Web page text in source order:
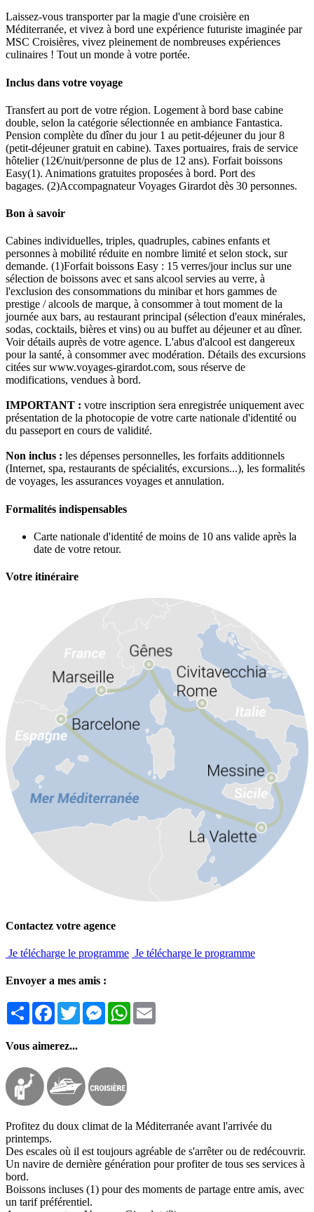
Laissez-vous transporter par la magie d'une croisière en
Méditerranée, et vivez à bord une expérience futuriste imaginée par
MSC Croisières, vivez pleinement de nombreuses expériences
culinaires ! Tout un monde à votre portée.
Inclus dans votre voyage
Transfert au port de votre région. Logement à bord base cabine
double, selon la catégorie sélectionnée en ambiance Fantastica.
Pension complète du dîner du jour 1 au petit-déjeuner du jour 8
(petit-déjeuner gratuit en cabine). Taxes portuaires, frais de service
hôtelier (12€/nuit/personne de plus de 12 ans). Forfait boissons
Easy(1). Animations gratuites proposées à bord. Port des
bagages. (2)Accompagnateur Voyages Girardot dès 30 personnes.
Bon à savoir
Cabines individuelles, triples, quadruples, cabines enfants et
personnes à mobilité réduite en nombre limité et selon stock, sur
demande. (1)Forfait boissons Easy : 15 verres/jour inclus sur une
sélection de boissons avec et sans alcool servies au verre, à
l'exclusion des consommations du minibar et hors gammes de
prestige / alcools de marque, à consommer à tout moment de la
journée aux bars, au restaurant principal (sélection d'eaux minérales,
sodas, cocktails, bières et vins) ou au buffet au déjeuner et au dîner.
Voir détails auprès de votre agence. L'abus d'alcool est dangereux
pour la santé, à consommer avec modération. Détails des excursions
citées sur www.voyages-girardot.com, sous réserve de
modifications, vendues à bord.
IMPORTANT : votre inscription sera enregistrée uniquement avec
présentation de la photocopie de votre carte nationale d'identité ou
du passeport en cours de validité.
Non inclus : les dépenses personnelles, les forfaits additionnels
(Internet, spa, restaurants de spécialités, excursions...), les formalités
de voyages, les assurances voyages et annulation.
Formalités indispensables
Carte nationale d'identité de moins de 10 ans valide après la
date de votre retour.
Votre itinéraire
Contactez votre agence
Je télécharge le programme Je télécharge le programme
Envoyer a mes amis :
PartagerFacebook
TwitterMessengerWhatsApp
Vous aimerez...
Profitez du doux climat de la Méditerranée avant l'arrivée du
printemps.
Des escales où il est toujours agréable de s'arrêter ou de redécouvrir.
Un navire de dernière génération pour profiter de tous ses services à
bord.
Boissons incluses (1) pour des moments de partage entre amis, avec
un tarif préférentiel.